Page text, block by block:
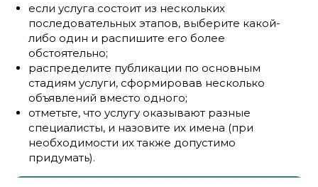
если услуга состоит из нескольких
последовательных этапов, выберите какой-
либо один и распишите его более
обстоятельно;
распределите публикации по основным
стадиям услуги, сформировав несколько
объявлений вместо одного;
отметьте, что услугу оказывают разные
специалисты, и назовите их имена (при
необходимости их также допустимо
придумать).